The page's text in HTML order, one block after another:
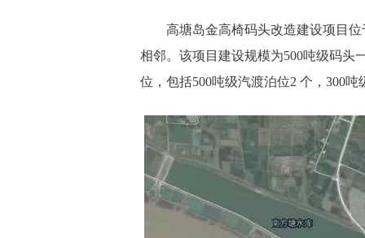
高塘岛金高椅码头改造建设项目位
相邻。该项目建设规模为500吨级码头
位，包括500吨级汽渡泊位2 个，300吨